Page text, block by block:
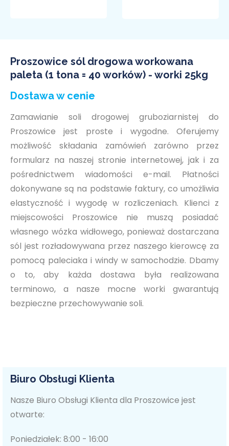
Proszowice sól drogowa workowana
paleta (1 tona = 40 worków) - worki 25kg
Dostawa w cenie
Zamawianie soli drogowej gruboziarnistej do
Proszowice jest proste i wygodne. Oferujemy
możliwość składania zamówień zarówno przez
formularz na naszej stronie internetowej, jak i za
pośrednictwem wiadomości e-mail. Płatności
dokonywane są na podstawie faktury, co umożliwia
elastyczność i wygodę w rozliczeniach. Klienci z
miejscowości Proszowice nie muszą posiadać
własnego wózka widłowego, ponieważ dostarczana
sól jest rozładowywana przez naszego kierowcę za
pomocą paleciaka i windy w samochodzie. Dbamy
o to, aby każda dostawa była realizowana
terminowo, a nasze mocne worki gwarantują
bezpieczne przechowywanie soli.
Biuro Obsługi Klienta
Nasze Biuro Obsługi Klienta dla Proszowice jest
otwarte:
Poniedziałek: 8:00 - 16:00